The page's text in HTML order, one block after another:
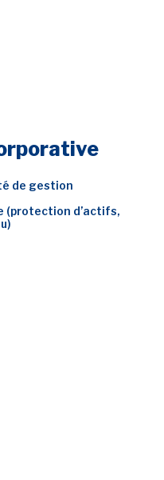
de gestion
(protection d’actifs,